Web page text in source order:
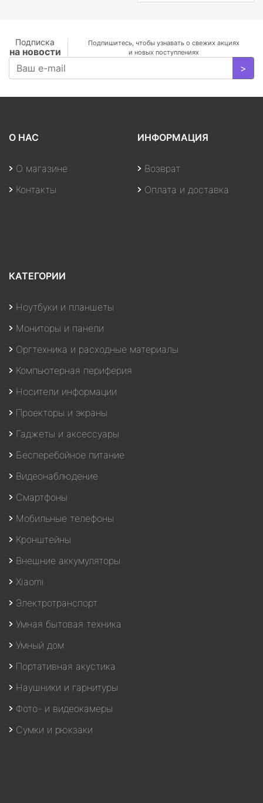
MX350 2
Подписка
на новости
Подпишитесь, чтобы узнавать о свежих акциях
и новых поступлениях
>
О НАС
О магазине
Контакты
ИНФОРМАЦИЯ
Возврат
Оплата и доставка
КАТЕГОРИИ
Ноутбуки и планшеты
Мониторы и панели
Оргтехника и расходные материалы
Компьютерная периферия
Носители информации
Проекторы и экраны
Гаджеты и аксессуары
Бесперебойное питание
Видеонаблюдение
Смартфоны
Мобильные телефоны
Кронштейны
Внешние аккумуляторы
Xiaomi
Электротранспорт
Умная бытовая техника
Умный дом
Портативная акустика
Наушники и гарнитуры
Фото- и видеокамеры
Сумки и рюкзаки